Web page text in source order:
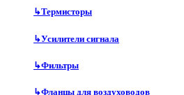
↳Термисторы
↳Усилители сигнала
↳Фильтры
↳Фланцы для воздуховодов